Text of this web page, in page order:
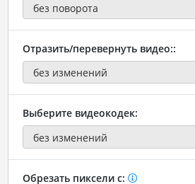
Отразить/перевернуть видео::
Выберите видеокодек:
Обрезать пиксели с: